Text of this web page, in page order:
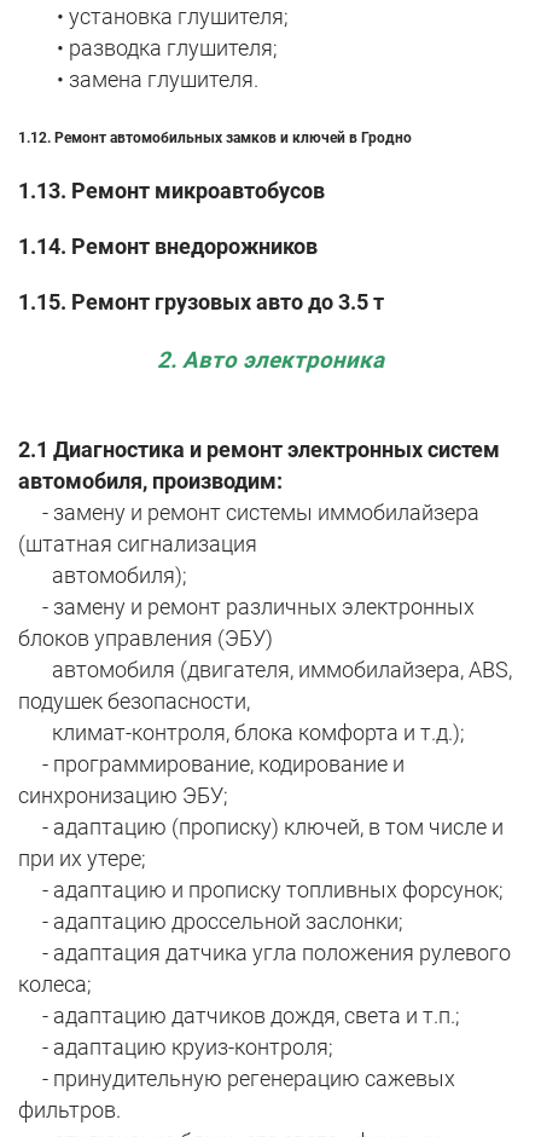
• установка глушителя;
• разводка глушителя;
• замена глушителя.
1.12. Ремонт автомобильных замков и ключей в Гродно
1.13. Ремонт микроавтобусов
1.14. Ремонт внедорожников
1.15. Ремонт грузовых авто до 3.5 т
2. Авто электроника
2.1 Диагностика и ремонт электронных систем
автомобиля, производим:
- замену и ремонт системы иммобилайзера
(штатная сигнализация
автомобиля);
- замену и ремонт различных электронных
блоков управления (ЭБУ)
автомобиля (двигателя, иммобилайзера, ABS,
подушек безопасности,
климат-контроля, блока комфорта и т.д.);
- программирование, кодирование и
синхронизацию ЭБУ;
- адаптацию (прописку) ключей, в том числе и
при их утере;
- адаптацию и прописку топливных форсунок;
- адаптацию дроссельной заслонки;
- адаптация датчика угла положения рулевого
колеса;
- адаптацию датчиков дождя, света и т.п.;
- адаптацию круиз-контроля;
- принудительную регенерацию сажевых
фильтров.